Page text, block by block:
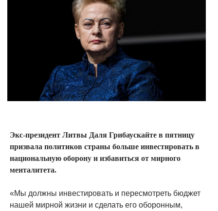
Экс-президент Литвы Даля Грибаускайте в пятницу
призвала политиков страны больше инвестировать в
национальную оборону и избавиться от мирного
менталитета.
«Мы должны инвестировать и пересмотреть бюджет
нашей мирной жизни и сделать его оборонным,